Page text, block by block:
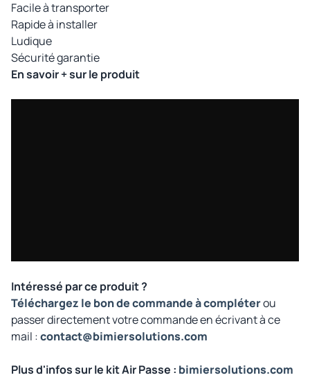
Facile à transporter
Rapide à installer
Ludique
Sécurité garantie
En savoir + sur le produit
Intéressé par ce produit ?
Téléchargez le bon de commande à compléterou
passer directement votre commande en écrivant à ce
mail :contact@bimiersolutions.com
Plus d'infos sur le kit Air Passe : bimiersolutions.com